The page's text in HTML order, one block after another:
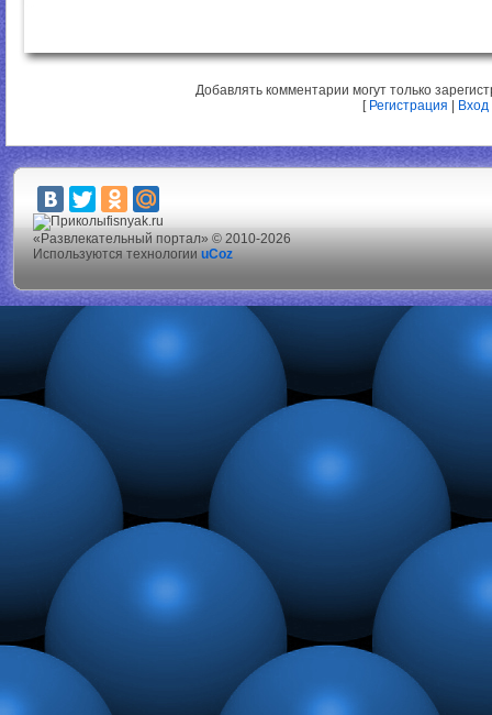
Добавлять комментарии могут только
[ Регистрация Вход
fisnyak.ru
«Развлекательный портал» © 2010-2026
Используются технологии uCoz